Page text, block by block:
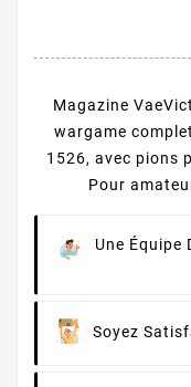
Magazine
wargame
1526, avec pions
Pour
Une Équipe
Soyez